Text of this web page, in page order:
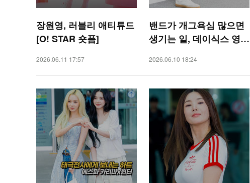
장원영, 러블리 애티튜드
[O! STAR 숏폼]
2026.06.11 17:57
밴드가 개그욕심 많으면
생기는 일, 데이식스 영케
2026.06.10 18:24